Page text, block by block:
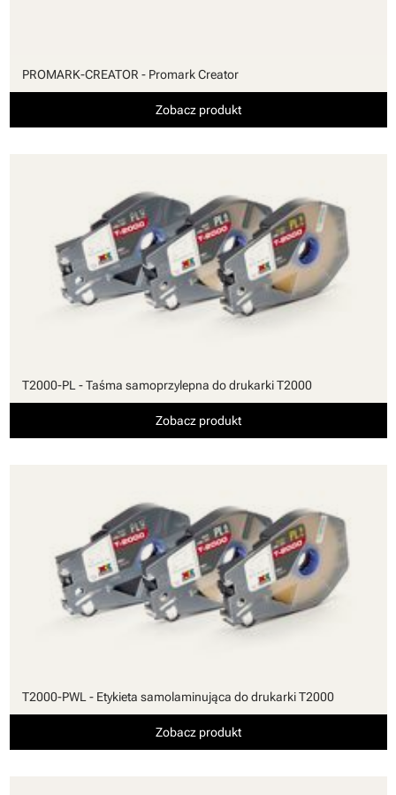
PROMARK-CREATOR - Promark Creator
Zobacz produkt
T2000-PL - Taśma samoprzylepna do drukarki T2000
Zobacz produkt
T2000-PWL - Etykieta samolaminująca do drukarki T2000
Zobacz produkt